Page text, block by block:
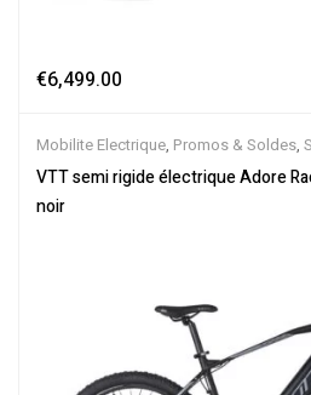
€6,499.00
Mobilite Electrique, Promos & Soldes,
Electriques,VTT Électriques
VTT semi rigide électrique Adore
noir